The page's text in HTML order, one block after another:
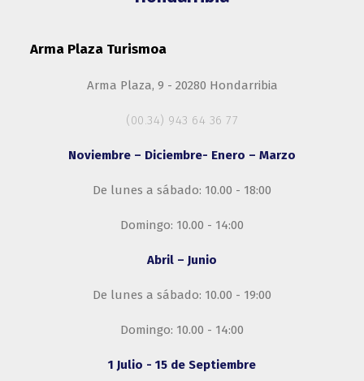
Arma Plaza Turismoa
Arma Plaza, 9 - 20280 Hondarribia
(00.34) 943 64 36 77
Noviembre – Diciembre- Enero – Marzo
De lunes a sábado: 10.00 - 18:00
Domingo: 10.00 - 14:00
Abril – Junio
De lunes a sábado: 10.00 - 19:00
Domingo: 10.00 - 14:00
1 Julio - 15 de Septiembre